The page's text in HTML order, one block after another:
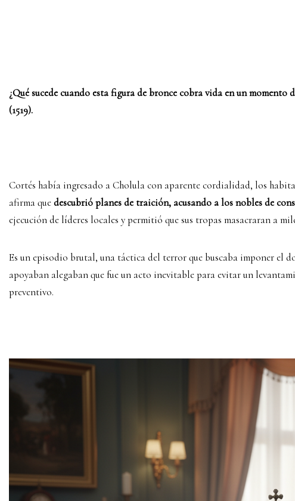
¿Qué sucede cuando esta figura de bronce cobra vida en un
(1519).
Cortés había ingresado a Cholula con aparente cordialidad, los
afirma quedescubrió planes de traición, acusando a los nobles de
ejecución de líderes locales y permitió que sus tropas masacraran a
Es un episodio brutal, una táctica del terror que buscaba imponer el
apoyaban alegaban que fue un acto inevitable para evitar un
preventivo.